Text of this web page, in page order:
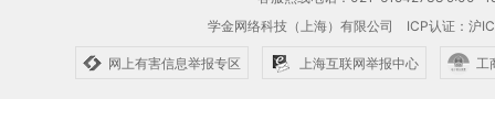
学金网络科技（上海）有限公司 ICP认证：沪
网上有害信息举报专区 上海互联网举报中心 工